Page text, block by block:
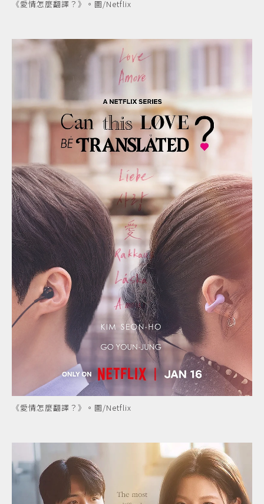
《愛情怎麼翻譯？》。圖/Netflix
《愛情怎麼翻譯？》。圖/Netflix